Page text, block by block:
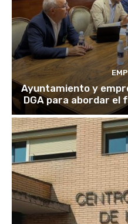
Ayuntamiento y
DGA para abordar